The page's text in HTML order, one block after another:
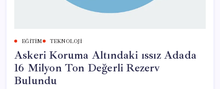
EĞITIM TEKNOLOJI
Askeri Koruma Altındaki ıssız Adada
16 Milyon Ton Değerli Rezerv
Bulundu